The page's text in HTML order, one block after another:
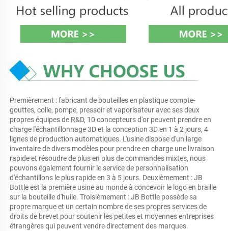
Premièrement : fabricant de bouteilles en plastique compte-
gouttes, colle, pompe, pressoir et vaporisateur avec ses deux
propres équipes de R&D, 10 concepteurs d'or peuvent prendre en
charge l'échantillonnage 3D et la conception 3D en 1 à 2 jours, 4
lignes de production automatiques. L'usine dispose d'un large
inventaire de divers modèles pour prendre en charge une livraison
rapide et résoudre de plus en plus de commandes mixtes, nous
pouvons également fournir le service de personnalisation
d'échantillons le plus rapide en 3 à 5 jours. Deuxièmement : JB
Bottle est la première usine au monde à concevoir le logo en braille
sur la bouteille d'huile. Troisièmement : JB Bottle possède sa
propre marque et un certain nombre de ses propres services de
droits de brevet pour soutenir les petites et moyennes entreprises
étrangères qui peuvent vendre directement des marques.